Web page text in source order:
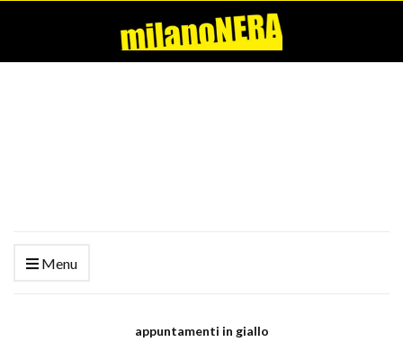
Menu
appuntamenti in giallo